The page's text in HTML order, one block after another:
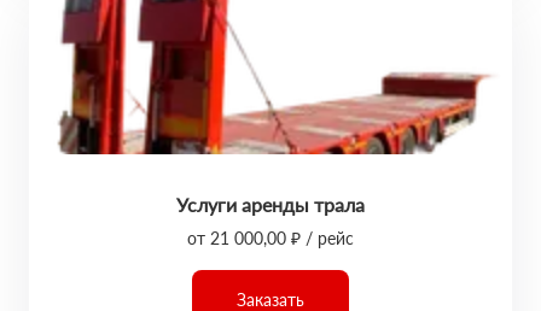
Услуги аренды трала
от 21 000,00 ₽ / рейс
Заказать